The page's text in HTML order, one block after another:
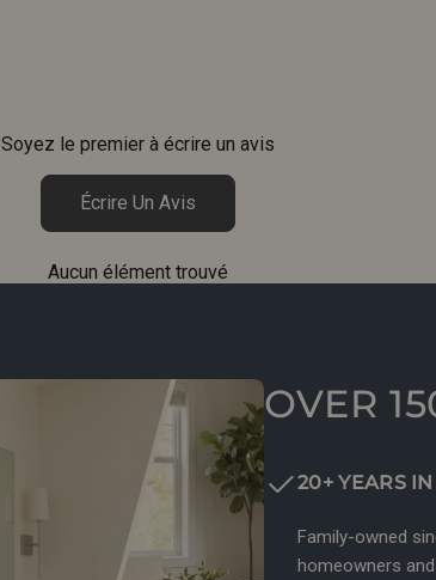
Soyez le premier à écrire un avis
Écrire Un Avis
Aucun élément trouvé
OVER
20+ YEARS
Family-owned
homeowners